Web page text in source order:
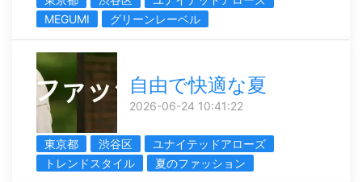
MEGUMI
グリーンレーベル
自由で快適な夏
2026-06-24 10:41:22
東京都 渋谷区
ユナイテッドアローズ
トレンドスタイル
夏のファッション